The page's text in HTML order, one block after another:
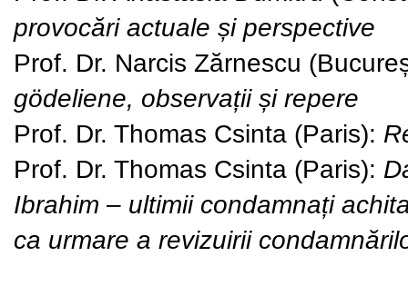
provocări actuale și perspective
Prof. Dr. Narcis Zărnescu
gödeliene, observații și repere
Prof. Dr. Thomas Csinta (Paris):
Prof. Dr. Thomas Csinta (Paris):
Ibrahim – ultimii condamnați
ca urmare a revizuirii